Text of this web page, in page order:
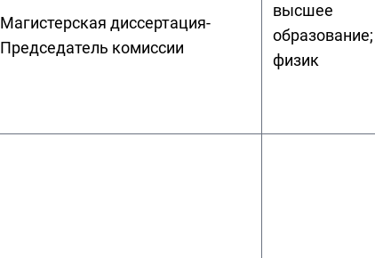
Магистерская диссертация-
Председатель комиссии
высшее
образование;
физик